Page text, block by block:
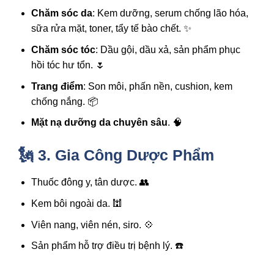
Chăm sóc da: Kem dưỡng, serum chống lão hóa,
sữa rửa mặt, toner, tẩy tế bào chết. ✨
Chăm sóc tóc: Dầu gội, dầu xả, sản phẩm phục
hồi tóc hư tổn. 🌷
Trang điểm: Son môi, phấn nền, cushion, kem
chống nắng. 📦
Mặt nạ dưỡng da chuyên sâu. 🧠
🗽 3. Gia Công Dược Phẩm
Thuốc đông y, tân dược. 👥
Kem bôi ngoài da. 🕍
Viên nang, viên nén, siro. 💠
Sản phẩm hỗ trợ điều trị bệnh lý. ☎️